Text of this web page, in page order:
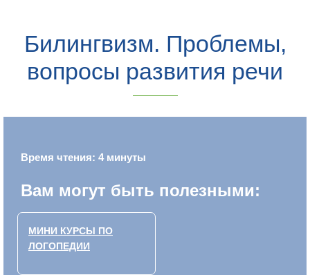
Билингвизм. Проблемы,
вопросы развития речи
Время чтения: 4 минуты
Вам могут быть полезными:
МИНИ КУРСЫ ПО
ЛОГОПЕДИИ